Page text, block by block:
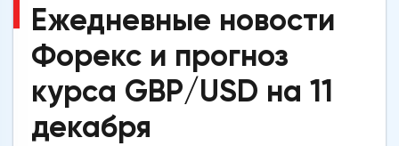
Ежедневные новости
Форекс и прогноз
курса GBP/USD на 11
декабря